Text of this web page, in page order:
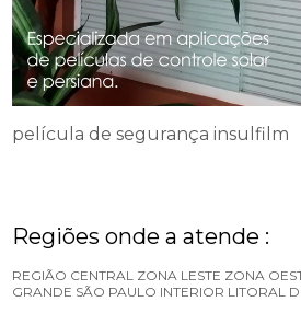
película de segurança insulfilm
Regiões onde a atende :
REGIÃO CENTRAL ZONA LESTE ZONA
GRANDE SÃO PAULO INTERIOR LITORAL